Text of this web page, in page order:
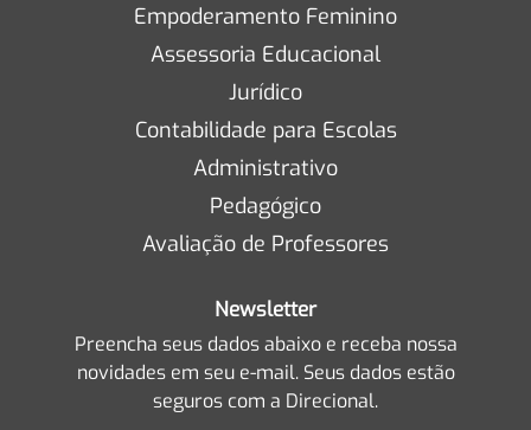
Empoderamento Feminino
Assessoria Educacional
Jurídico
Contabilidade para Escolas
Administrativo
Pedagógico
Avaliação de Professores
Newsletter
Preencha seus dados abaixo e receba nossa
novidades em seu e-mail. Seus dados estão
seguros com a Direcional.